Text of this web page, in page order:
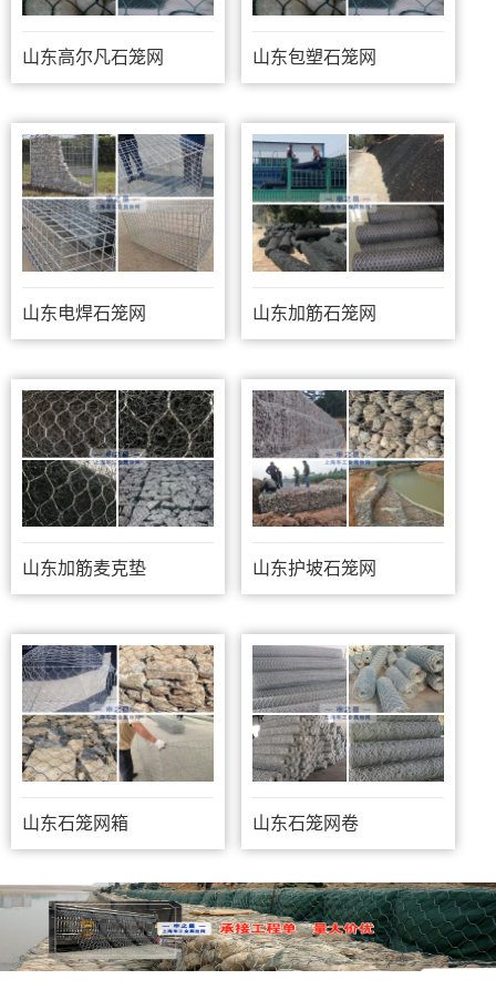
山东高尔凡石笼网 山东包塑石笼网
山东电焊石笼网 山东加筋石笼网
山东加筋麦克垫 山东护坡石笼网
山东石笼网箱 山东石笼网卷